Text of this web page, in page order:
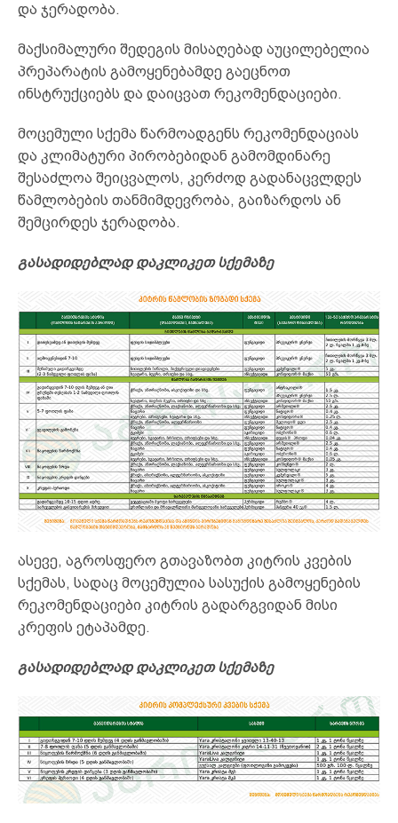
და ჯერადობა.
მაქსიმალური შედეგის მისაღებად აუცილებელია
პრეპარატის გამოყენებამდე გაეცნოთ
ინსტრუქციებს და დაიცვათ რეკომენდაციები.
მოცემული სქემა წარმოადგენს რეკომენდაციას
და კლიმატური პირობებიდან გამომდინარე
შესაძლოა შეიცვალოს, კერძოდ გადანაცვლდეს
წამლობების თანმიმდევრობა, გაიზარდოს ან
შემცირდეს ჯერადობა.
გასადიდებლად დაკლიკეთ სქემაზე
ასევე, აგროსფერო გთავაზობთ კიტრის კვების
სქემას, სადაც მოცემულია სასუქის გამოყენების
რეკომენდაციები კიტრის გადარგვიდან მისი
კრეფის ეტაპამდე.
გასადიდებლად დაკლიკეთ სქემაზე